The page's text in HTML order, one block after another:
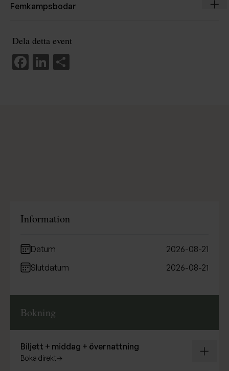
Femkampsbodar
Dela detta event
Facebook
LinkedIn
Information
Datum
2026-08-21
Slutdatum
2026-08-21
Bokning
Biljett + middag + övernattning
boka direkt